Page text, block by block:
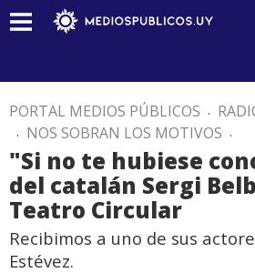
PORTAL MEDIOS PÚBLICOS .
. NOS SOBRAN LOS MOTIVOS .
"Si no te hubiese
del catalán Sergi
Teatro Circular
Recibimos a uno de sus
Estévez.